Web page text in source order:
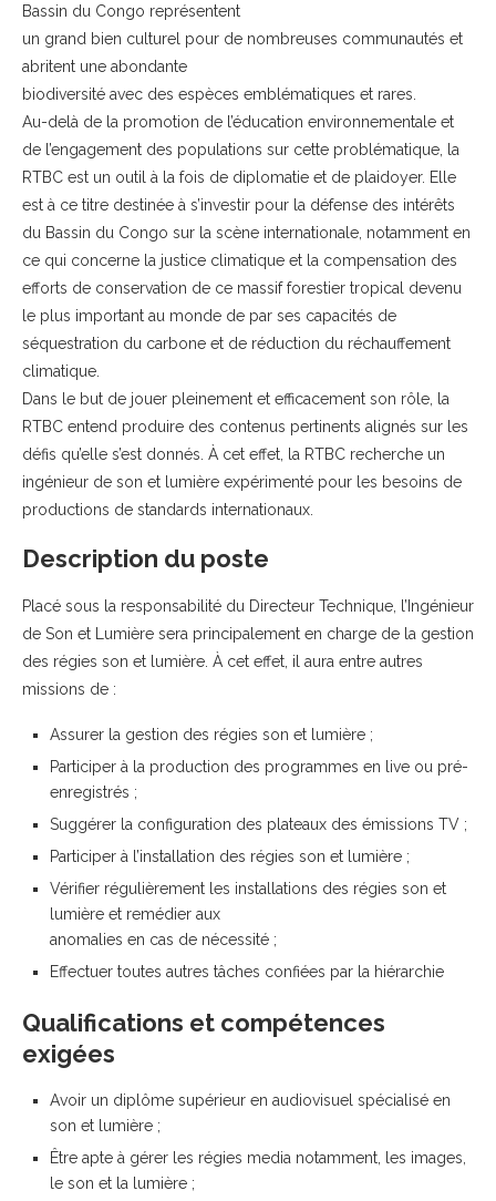
Bassin du Congo représentent
un grand bien culturel pour de nombreuses communautés et
abritent une abondante
biodiversité avec des espèces emblématiques et rares.
Au-delà de la promotion de l’éducation environnementale et
de l’engagement des populations sur cette problématique, la
RTBC est un outil à la fois de diplomatie et de plaidoyer. Elle
est à ce titre destinée à s’investir pour la défense des intérêts
du Bassin du Congo sur la scène internationale, notamment en
ce qui concerne la justice climatique et la compensation des
efforts de conservation de ce massif forestier tropical devenu
le plus important au monde de par ses capacités de
séquestration du carbone et de réduction du réchauffement
climatique.
Dans le but de jouer pleinement et efficacement son rôle, la
RTBC entend produire des contenus pertinents alignés sur les
défis qu’elle s’est donnés. À cet effet, la RTBC recherche un
ingénieur de son et lumière expérimenté pour les besoins de
productions de standards internationaux.
Description du poste
Placé sous la responsabilité du Directeur Technique, l’Ingénieur
de Son et Lumière sera principalement en charge de la gestion
des régies son et lumière. À cet effet, il aura entre autres
missions de :
Assurer la gestion des régies son et lumière ;
Participer à la production des programmes en live ou pré-
enregistrés ;
Suggérer la configuration des plateaux des émissions TV ;
Participer à l’installation des régies son et lumière ;
Vérifier régulièrement les installations des régies son et
lumière et remédier aux
anomalies en cas de nécessité ;
Effectuer toutes autres tâches confiées par la hiérarchie
Qualifications et compétences
exigées
Avoir un diplôme supérieur en audiovisuel spécialisé en
son et lumière ;
Être apte à gérer les régies media notamment, les images,
le son et la lumière ;